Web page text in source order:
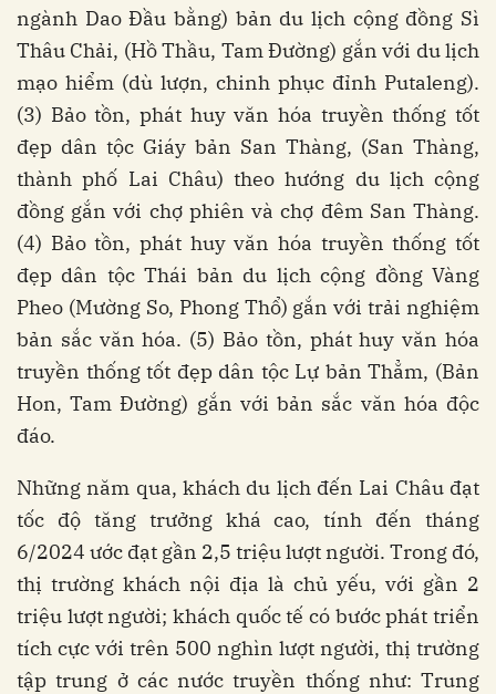
ngành Dao Đầu bằng) bản du lịch cộng đồng Sì
Thâu Chải, (Hồ Thầu, Tam Đường) gắn với du lịch
mạo hiểm (dù lượn, chinh phục đỉnh Putaleng).
(3) Bảo tồn, phát huy văn hóa truyền thống tốt
đẹp dân tộc Giáy bản San Thàng, (San Thàng,
thành phố Lai Châu) theo hướng du lịch cộng
đồng gắn với chợ phiên và chợ đêm San Thàng.
(4) Bảo tồn, phát huy văn hóa truyền thống tốt
đẹp dân tộc Thái bản du lịch cộng đồng Vàng
Pheo (Mường So, Phong Thổ) gắn với trải nghiệm
bản sắc văn hóa. (5) Bảo tồn, phát huy văn hóa
truyền thống tốt đẹp dân tộc Lự bản Thẳm, (Bản
Hon, Tam Đường) gắn với bản sắc văn hóa độc
đáo.
Những năm qua, khách du lịch đến Lai Châu đạt
tốc độ tăng trưởng khá cao, tính đến tháng
6/2024 ước đạt gần 2,5 triệu lượt người. Trong đó,
thị trường khách nội địa là chủ yếu, với gần 2
triệu lượt người; khách quốc tế có bước phát triển
tích cực với trên 500 nghìn lượt người, thị trường
tập trung ở các nước truyền thống như: Trung